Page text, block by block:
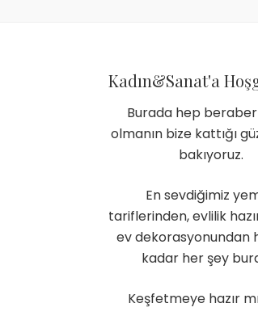
Kadın&Sanat'a
Burada hep beraber
olmanın bize kattığı
bakıyoruz.
En sevdiğimiz
tariflerinden, evlilik
ev dekorasyonundan
kadar her şey
Keşfetmeye hazır